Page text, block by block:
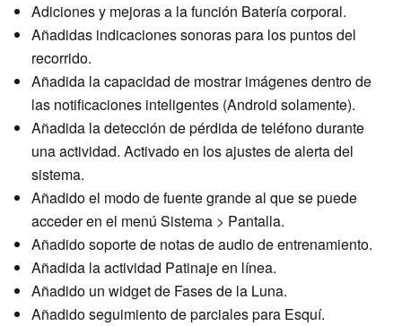
Adiciones y mejoras a la función Batería corporal.
Añadidas indicaciones sonoras para los puntos del
recorrido.
Añadida la capacidad de mostrar imágenes dentro de
las notificaciones inteligentes (Android solamente).
Añadida la detección de pérdida de teléfono durante
una actividad. Activado en los ajustes de alerta del
sistema.
Añadido el modo de fuente grande al que se puede
acceder en el menú Sistema > Pantalla.
Añadido soporte de notas de audio de entrenamiento.
Añadida la actividad Patinaje en línea.
Añadido un widget de Fases de la Luna.
Añadido seguimiento de parciales para Esquí.